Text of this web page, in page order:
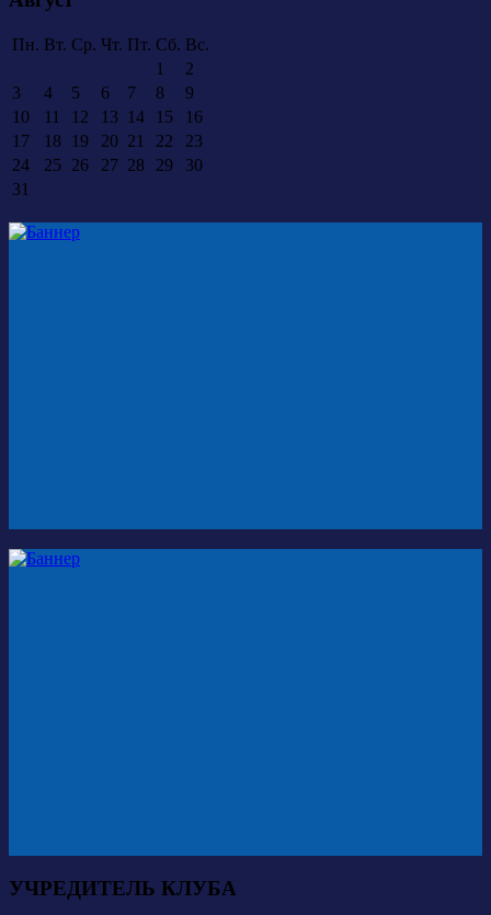
Пн. Вт. Ср. Чт. Пт. Сб. Вс.
1
2
3
4 5 6 7 8
9
10
11 12 13 14 15
16
17
18 19 20 21 22
23
24
25 26 27 28 29
30
31
УЧРЕДИТЕЛЬ КЛУБА